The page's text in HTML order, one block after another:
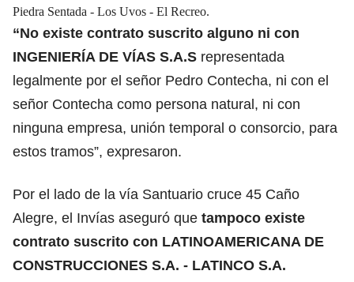
Piedra Sentada - Los Uvos - El Recreo.
“No existe contrato suscrito alguno ni con
INGENIERÍA DE VÍAS S.A.S representada
legalmente por el señor Pedro Contecha, ni con el
señor Contecha como persona natural, ni con
ninguna empresa, unión temporal o consorcio, para
estos tramos”, expresaron.
Por el lado de la vía Santuario cruce 45 Caño
Alegre, el Invías aseguró que tampoco existe
contrato suscrito con LATINOAMERICANA DE
CONSTRUCCIONES S.A. - LATINCO S.A.